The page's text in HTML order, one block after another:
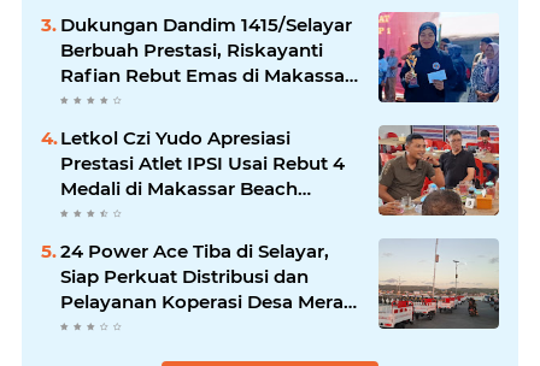
Dukungan Dandim 1415/Selayar
Berbuah Prestasi, Riskayanti
Rafian Rebut Emas di Makassar
Beach Championship
Letkol Czi Yudo Apresiasi
Prestasi Atlet IPSI Usai Rebut 4
Medali di Makassar Beach
Championship
24 Power Ace Tiba di Selayar,
Siap Perkuat Distribusi dan
Pelayanan Koperasi Desa Merah
Putih